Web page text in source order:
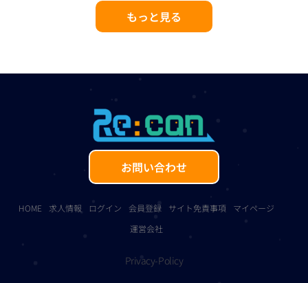
もっと見る
お問い合わせ
HOME 求人情報 ログイン 会員登録 サイト免責事項
マイページ
運営会社
Privacy-Policy